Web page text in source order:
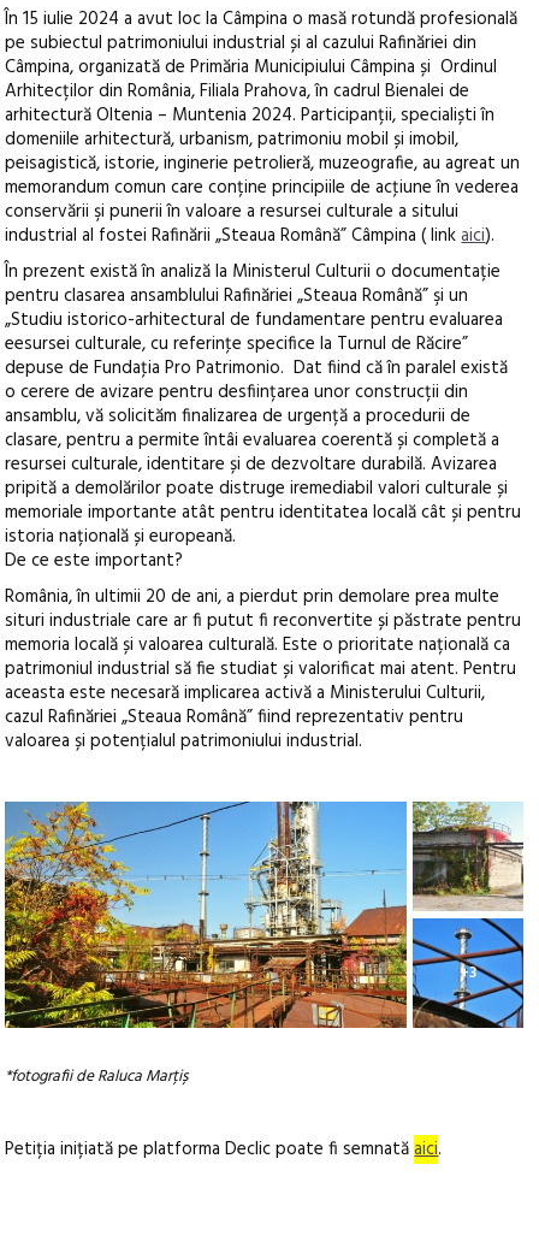
În 15 iulie 2024 a avut loc la Câmpina o masă rotundă profesională
pe subiectul patrimoniului industrial și al cazului Rafinăriei din
Câmpina, organizată de Primăria Municipiului Câmpina și Ordinul
Arhitecților din România, Filiala Prahova, în cadrul Bienalei de
arhitectură Oltenia – Muntenia 2024. Participanții, specialiști în
domeniile arhitectură, urbanism, patrimoniu mobil și imobil,
peisagistică, istorie, inginerie petrolieră, muzeografie, au agreat un
memorandum comun care conține principiile de acţiune în vederea
conservării şi punerii în valoare a resursei culturale a sitului
industrial al fostei Rafinării „Steaua Română” Câmpina ( linkaici).
În prezent există în analiză la Ministerul Culturii o documentație
pentru clasarea ansamblului Rafinăriei „Steaua Română” şi un
„Studiu istorico-arhitectural de fundamentare pentru evaluarea
eesursei culturale, cu referinţe specifice la Turnul de Răcire”
depuse de Fundaţia Pro Patrimonio. Dat fiind că în paralel există
o cerere de avizare pentru desființarea unor construcții din
ansamblu, vă solicităm finalizarea de urgență a procedurii de
clasare, pentru a permite întâi evaluarea coerentă și completă a
resursei culturale, identitare și de dezvoltare durabilă. Avizarea
pripită a demolărilor poate distruge iremediabil valori culturale și
memoriale importante atât pentru identitatea locală cât și pentru
istoria națională și europeană.
De ce este important?
România, în ultimii 20 de ani, a pierdut prin demolare prea multe
situri industriale care ar fi putut fi reconvertite și păstrate pentru
memoria locală și valoarea culturală. Este o prioritate națională ca
patrimoniul industrial să fie studiat și valorificat mai atent. Pentru
aceasta este necesară implicarea activă a Ministerului Culturii,
cazul Rafinăriei „Steaua Română” fiind reprezentativ pentru
valoarea și potențialul patrimoniului industrial.
+3
*fotografii de Raluca Marțiș
Petiția inițiată pe platforma Declic poate fi semnatăaici.